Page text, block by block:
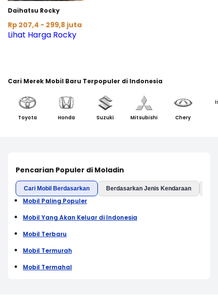
Daihatsu Rocky
Rp 207,4 - 299,8 juta
Lihat Harga Rocky
Cari Merek Mobil Baru Terpopuler di Indonesia
Toyota Honda Suzuki Mitsubishi Chery
Pencarian Populer di Moladin
Cari Mobil Berdasarkan Berdasarkan Jenis Kendaraan
Mobil Paling Populer
Mobil Yang Akan Keluar di Indonesia
Mobil Terbaru
Mobil Termurah
Mobil Termahal